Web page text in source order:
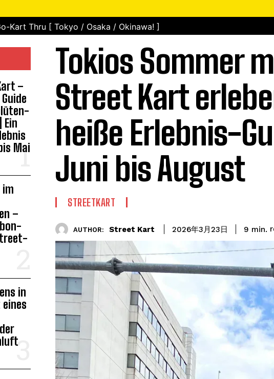
Kart Thru [ Tokyo / Osaka / Okinawa! ]
–
Ein
Mai
im
–
in
eines
Tokios Sommer
Street Kart
heiße Erlebnis-
Juni bis August
STREETKART
AUTHOR: Street Kart 2026年3月23日 9 min.